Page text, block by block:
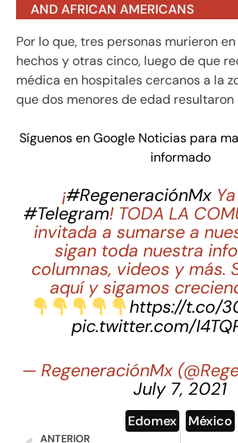
AND AFRICAN AMERICANS
Por lo que, tres personas murieron
hechos y otras cinco, luego de que
médica en hospitales cercanos a la
que dos menores de edad resultaron
Síguenos en Google Noticias para
informado
¡#RegeneraciónMxYa
#Telegram! TODA LA
invitada a sumarse a
sigan toda nuestra
columnas, videos y más.
aquí y sigamos
https://t.co/
pic.twitter.com/
— RegeneraciónMx
July 7, 2021
Edomex México
ANTERIOR